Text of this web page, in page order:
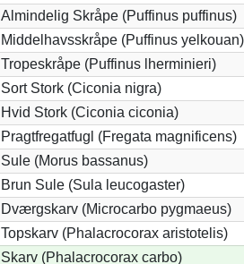
Almindelig Skråpe (Puffinus puffinus)
Middelhavsskråpe (Puffinus yelkouan)
Tropeskråpe (Puffinus lherminieri)
Sort Stork (Ciconia nigra)
Hvid Stork (Ciconia ciconia)
Pragtfregatfugl (Fregata magnificens)
Sule (Morus bassanus)
Brun Sule (Sula leucogaster)
Dværgskarv (Microcarbo pygmaeus)
Topskarv (Phalacrocorax aristotelis)
Skarv (Phalacrocorax carbo)